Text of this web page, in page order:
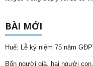
BÀI MỚI
Huế: Lễ kỷ niệm 75 năm
Bốn người già, hai người